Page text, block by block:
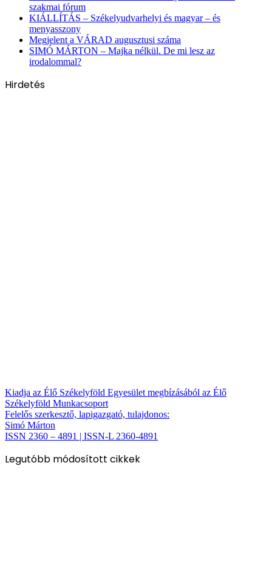
szakmai fórum
KIÁLLÍTÁS – Székelyudvarhelyi és magyar – és
menyasszony
Megjelent a VÁRAD augusztusi száma
SIMÓ MÁRTON – Majka nélkül. De mi lesz az
irodalommal?
Hirdetés
Kiadja az Élő Székelyföld Egyesület megbízásából az Élő
Székelyföld Munkacsoport
Felelős szerkesztő, lapigazgató, tulajdonos:
Simó Márton
ISSN 2360 – 4891 | ISSN-L 2360-4891
Legutóbb módosított cikkek